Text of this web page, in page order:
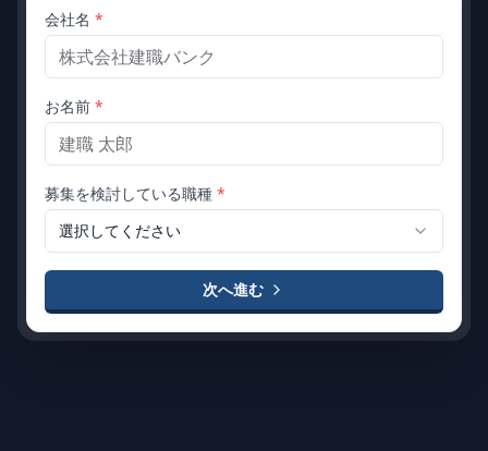
会社名 *
お名前 *
募集を検討している職種 *
選択してください
次へ進む